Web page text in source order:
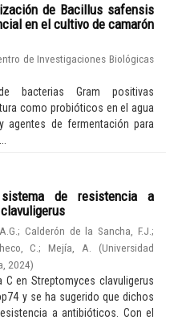
de Bacillus safensis
en el cultivo de camarón
de Investigaciones Biológicas
bacterias Gram positivas
como probióticos en el agua
agentes de fermentación para
de resistencia a
; Calderón de la Sancha, F.J.;
C.;Mejía, A. (Universidad
2024)
en Streptomyces clavuligerus
y se ha sugerido que dichos
a antibióticos. Con el